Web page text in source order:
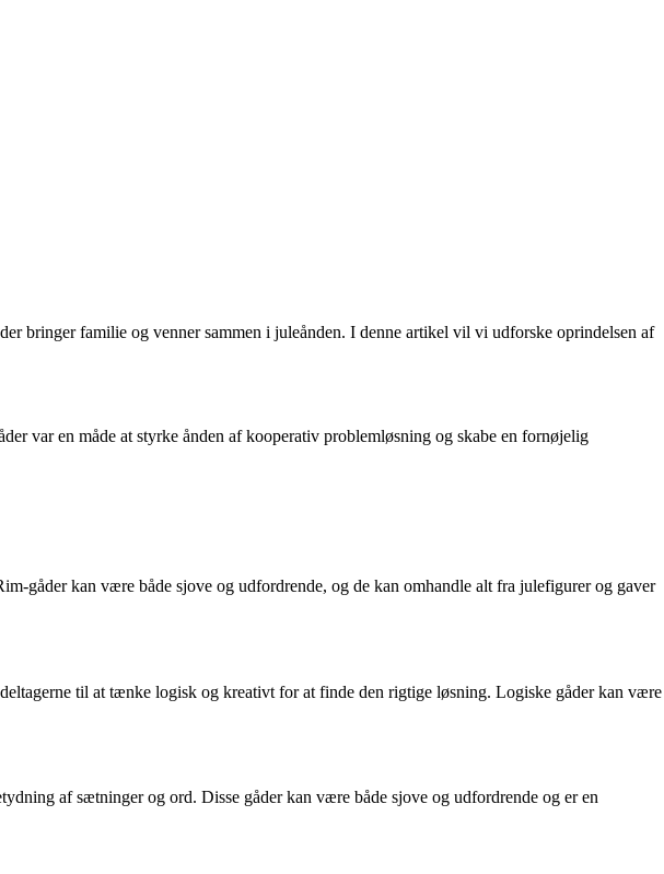
bringer familie og venner sammen i juleånden. I denne artikel vil vi udforske oprindelsen af
var en måde at styrke ånden af ​​kooperativ problemløsning og skabe en fornøjelig
gåder kan være både sjove og udfordrende, og de kan omhandle alt fra julefigurer og gaver
til at tænke logisk og kreativt for at finde den rigtige løsning. Logiske gåder kan være
af sætninger og ord. Disse gåder kan være både sjove og udfordrende og er en